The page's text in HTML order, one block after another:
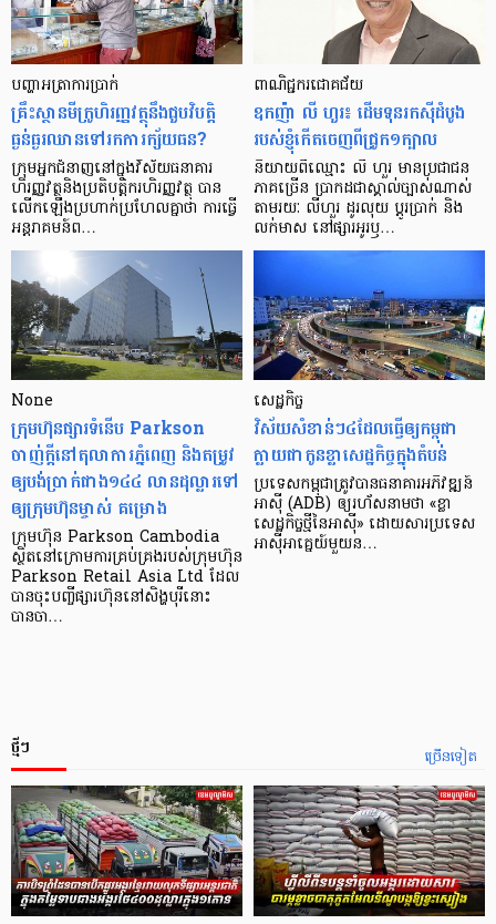
បញ្ហា​អត្រា​ការប្រាក់
គ្រឹះស្ថាន​មីក្រូ​ហិរញ្ញវត្ថុ​នឹង​ជួប​វិបត្តិ​
ធ្ងន់ធ្ងរ​ឈាន​ទៅ​រក​ការ​ក្ស័យធន?
ក្រុម​អ្នក​ជំនាញ​នៅ​ក្នុង​វិស័យ​ធនាគារ
ហិរញ្ញវត្ថុ​និង​ប្រតិបត្តិករ​ហិរញ្ញ​វត្ថុ បាន​​
លើក​ឡើង​ប្រហាក់​ប្រហែល​គ្នា​ថា ការ​ធ្វើ​
អន្តរាគមន៍​ព…
ពាណិជ្ជករជោគជ័យ
ឧកញ៉ា លី ហួរ៖ ដើមទុនរកស៊ីដំបូង
របស់ខ្ញុំកើតចេញពីជ្រូក១ក្បាល
និយាយ​ពី​ឈ្មោះ លី ហួរ មាន​ប្រជាជន​
ភាគ​ច្រើន ប្រាកដ​ជា​ស្គាល់​ច្បាស់​ណាស់
តាមរយៈ លីហួរ ដូរ​លុយ ប្តូរ​បា្រក់ និង​
លក់​មាស នៅ​ផ្សារ​អូរ​ឫ…
None
ក្រុមហ៊ុនផ្សារទំនើប Parkson
ចាញ់ក្ដីនៅតុលាការភ្នំពេញ និងតម្រូវ
ឲ្យបង់ប្រាក់ជាង១៤៤ លានដុល្លារទៅ
ឲ្យក្រុមហ៊ុនម្ចាស់ គម្រោង
ក្រុមហ៊ុន Parkson Cambodia
ស្ថិតនៅក្រោមការគ្រប់គ្រងរបស់ក្រុមហ៊ុន
Parkson Retail Asia Ltd ដែល
បានចុះបញ្ចីផ្សារហ៊ុននៅសិង្ហបុរីនោះ
បានចា…
សេដ្ឋកិច្ច​
វិស័យ​សំខាន់ៗ​៤​ដែល​ធ្វើ​ឲ្យ​កម្ពុជា​
ក្លាយ​ជា​កូន​ខ្លា​សេដ្ឋកិច្ច​ក្នុង​តំបន់
ប្រទេស​កម្ពុជា​ត្រូវ​បាន​ធនាគារ​អភិវឌ្ឍន៍​
អាស៊ី (ADB) ឲ្យ​រហ័ស​នាមថា «ខ្លា​
សេដ្ឋកិច្ច​ថ្មី​នៃ​អាស៊ី» ដោយសារ​ប្រទេស​
អាស៊ី​អាគ្នេយ៍​មួយ​ន…
ច្រើនទៀត
ថ្មីៗ